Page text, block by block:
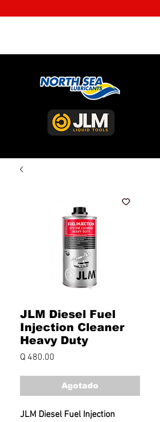
JLM Diesel Fuel
Injection Cleaner
Heavy Duty
Q 480.00
Agotado
JLM Diesel Fuel Injection